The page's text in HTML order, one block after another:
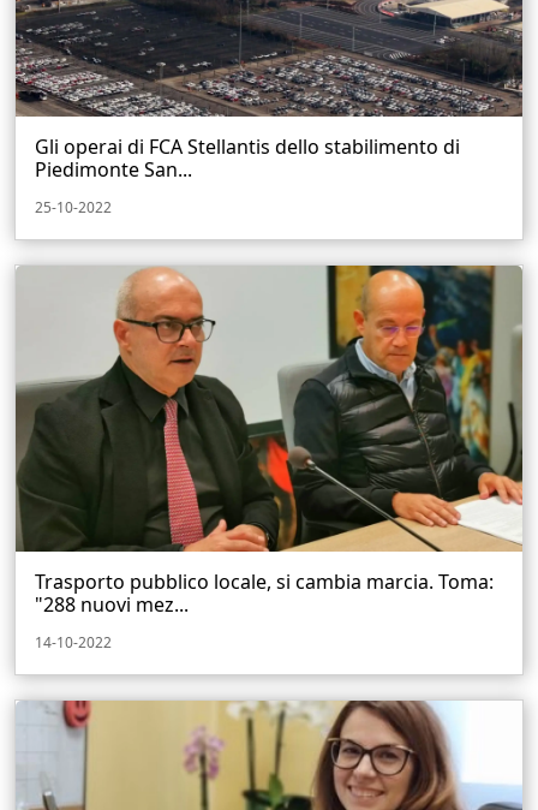
Gli operai di FCA Stellantis dello stabilimento di
Piedimonte San...
25-10-2022
Trasporto pubblico locale, si cambia marcia. Toma:
"288 nuovi mez...
14-10-2022